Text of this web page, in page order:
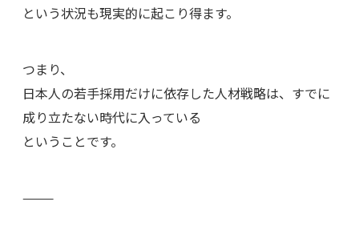
という状況も現実的に起こり得ます。
つまり、
日本人の若手採用だけに依存した人材戦略は、すでに
成り立たない時代に入っている
ということです。
⸻